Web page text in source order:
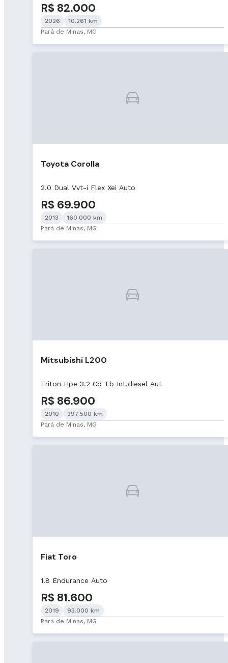
R$ 82.000
2026
10.261 km
Pará de Minas, MG
Toyota Corolla
2.0 Dual Vvt-i Flex Xei Auto
R$ 69.900
2013
160.000 km
Pará de Minas, MG
Mitsubishi L200
Triton Hpe 3.2 Cd Tb Int.diesel Aut
R$ 86.900
2010
297.500 km
Pará de Minas, MG
Fiat Toro
1.8 Endurance Auto
R$ 81.600
2019
93.000 km
Pará de Minas, MG